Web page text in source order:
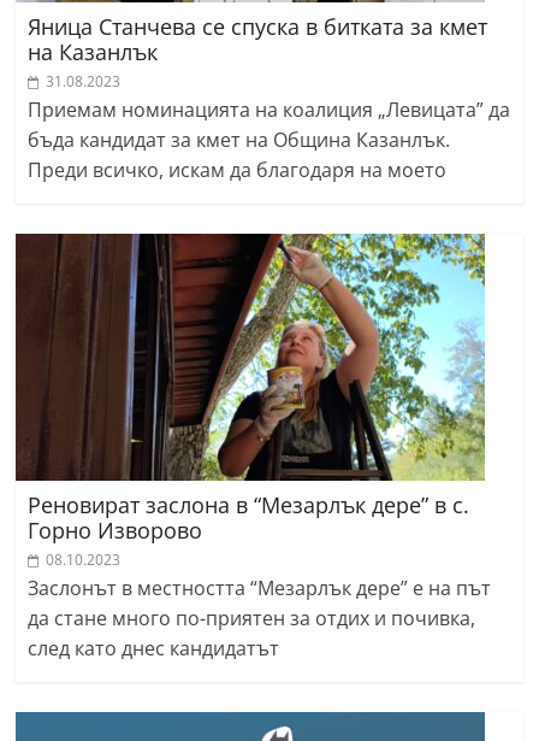
Яница Станчева се спуска в битката за кмет
на Казанлък
31.08.2023
Приемам номинацията на коалиция „Левицата” да
бъда кандидат за кмет на Община Казанлък.
Преди всичко, искам да благодаря на моето
Реновират заслона в “Мезарлък дере” в с.
Горно Изворово
08.10.2023
Заслонът в местността “Мезарлък дере” е на път
да стане много по-приятен за отдих и почивка,
след като днес кандидатът